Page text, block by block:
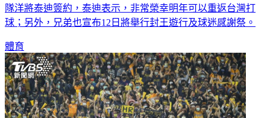
隊洋將泰迪簽約，泰迪表示，非常榮幸明年可以重返台灣打
球；另外，兄弟也宣布12日將舉行封王遊行及球迷感謝祭。
體育